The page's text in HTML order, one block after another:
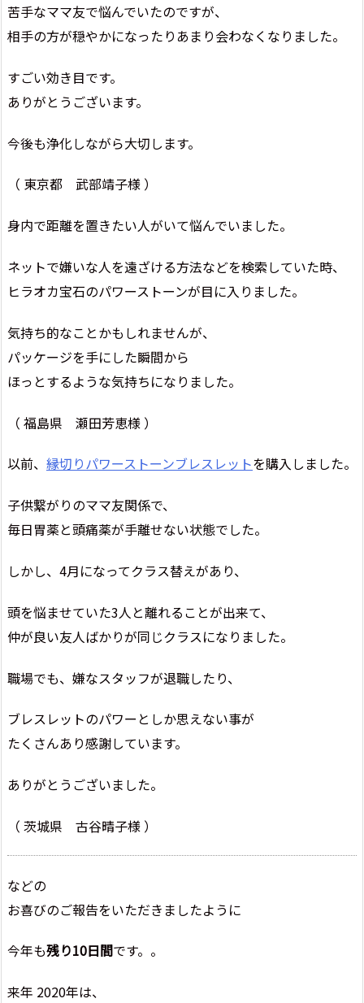
苦手なママ友で悩んでいたのですが、
相手の方が穏やかになったりあまり会わなくなりました。
すごい効き目です。
ありがとうございます。
今後も浄化しながら大切します。
（ 東京都 武部靖子様 ）
身内で距離を置きたい人がいて悩んでいました。
ネットで嫌いな人を遠ざける方法などを検索していた時、
ヒラオカ宝石のパワーストーンが目に入りました。
気持ち的なことかもしれませんが、
パッケージを手にした瞬間から
ほっとするような気持ちになりました。
（ 福島県 瀬田芳恵様 ）
以前、 縁切りパワーストーンブレスレットを購入しました。
子供繋がりのママ友関係で、
毎日胃薬と頭痛薬が手離せない状態でした。
しかし、4月になってクラス替えがあり、
頭を悩ませていた3人と離れることが出来て、
仲が良い友人ばかりが同じクラスになりました。
職場でも、嫌なスタッフが退職したり、
ブレスレットのパワーとしか思えない事が
たくさんあり感謝しています。
ありがとうございました。
（ 茨城県 古谷晴子様 ）
などの
お喜びのご報告をいただきましたように
今年も残り10日間です。。
来年 2020年は、